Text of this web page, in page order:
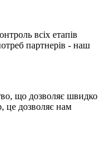
всіх етапів
партнерів - наш
що дозволяє швидко
це дозволяє нам